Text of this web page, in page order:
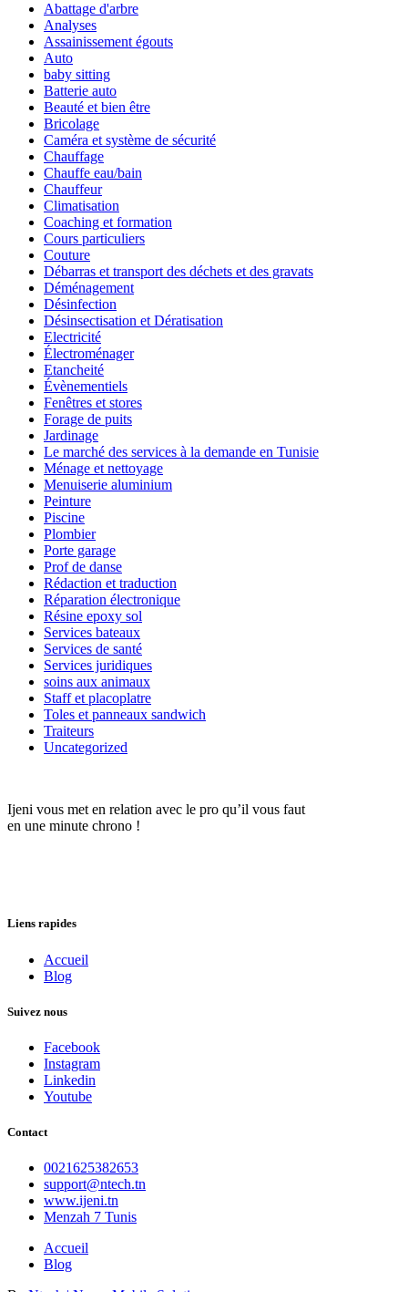
Abattage d'arbre
Analyses
Assainissement égouts
Auto
baby sitting
Batterie auto
Beauté et bien être
Bricolage
Caméra et système de sécurité
Chauffage
Chauffe eau/bain
Chauffeur
Climatisation
Coaching et formation
Cours particuliers
Couture
Débarras et transport des déchets et des gravats
Déménagement
Désinfection
Désinsectisation et Dératisation
Electricité
Électroménager
Etancheité
Évènementiels
Fenêtres et stores
Forage de puits
Jardinage
Le marché des services à la demande en Tunisie
Ménage et nettoyage
Menuiserie aluminium
Peinture
Piscine
Plombier
Porte garage
Prof de danse
Rédaction et traduction
Réparation électronique
Résine epoxy sol
Services bateaux
Services de santé
Services juridiques
soins aux animaux
Staff et placoplatre
Toles et panneaux sandwich
Traiteurs
Uncategorized
Ijeni vous met en relation avec le pro qu’il vous faut
en une minute chrono !
Liens rapides
Accueil
Blog
Suivez nous
Facebook
Instagram
Linkedin
Youtube
Contact
0021625382653
support@ntech.tn
www.ijeni.tn
Menzah 7 Tunis
Accueil
Blog